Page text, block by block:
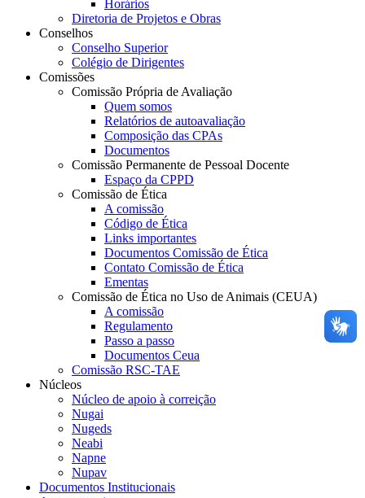
Horários
Diretoria de Projetos e Obras
Conselhos
Conselho Superior
Colégio de Dirigentes
Comissões
Comissão Própria de Avaliação
Quem somos
Relatórios de autoavaliação
Composição das CPAs
Documentos
Comissão Permanente de Pessoal Docente
Espaço da CPPD
Comissão de Ética
A comissão
Código de Ética
Links importantes
Documentos Comissão de Ética
Contato Comissão de Ética
Ementas
Comissão de Ética no Uso de Animais (CEUA)
A comissão
Regulamento
Passo a passo
Documentos Ceua
Comissão RSC-TAE
Núcleos
Núcleo de apoio à correição
Nugai
Nugeds
Neabi
Napne
Nupav
Documentos Institucionais